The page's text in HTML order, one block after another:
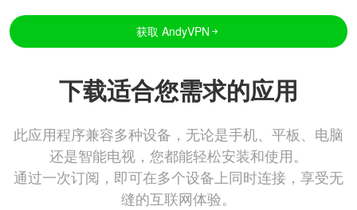
获取 AndyVPN
下载适合您需求的应用
此应用程序兼容多种设备，无论是手机、平板、电脑
还是智能电视，您都能轻松安装和使用。
通过一次订阅，即可在多个设备上同时连接，享受无
缝的互联网体验。